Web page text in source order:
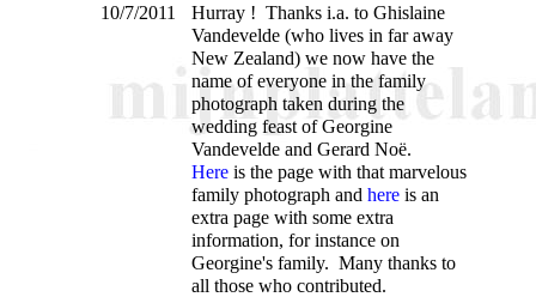
10/7/2011
Hurray ! Thanks i.a. to Ghislaine
Vandevelde (who lives in far away
New Zealand) we now have the
name of everyone in the family
photograph taken during the
wedding feast of Georgine
Vandevelde and Gerard Noë.
Hereis the page with that marvelous
family photograph and hereis an
extra page with some extra
information, for instance on
Georgine's family. Many thanks to
all those who contributed.